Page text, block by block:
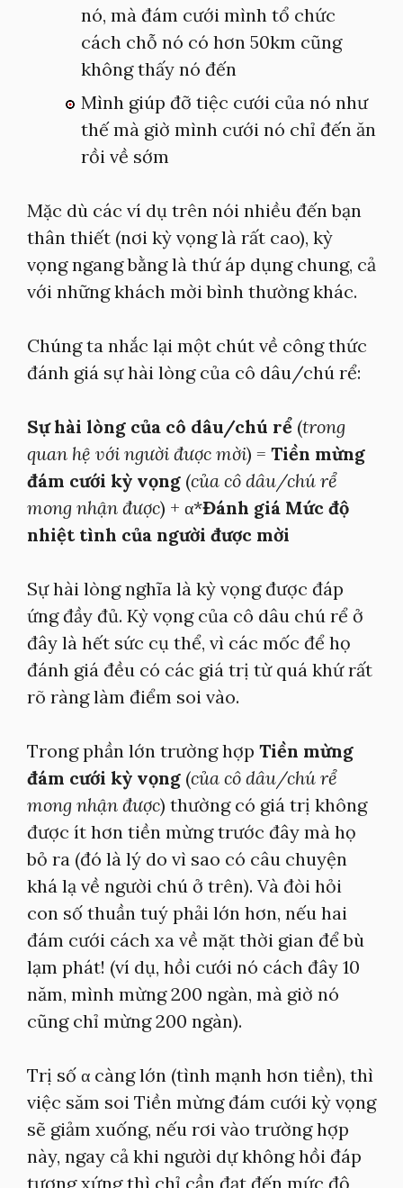
nó, mà đám cưới mình tổ chức
cách chỗ nó có hơn 50km cũng
không thấy nó đến
Mình giúp đỡ tiệc cưới của nó như
thế mà giờ mình cưới nó chỉ đến ăn
rồi về sớm
Mặc dù các ví dụ trên nói nhiều đến bạn
thân thiết (nơi kỳ vọng là rất cao), kỳ
vọng ngang bằng là thứ áp dụng chung, cả
với những khách mời bình thường khác.
Chúng ta nhắc lại một chút về công thức
đánh giá sự hài lòng của cô dâu/chú rể:
Sự hài lòng của cô dâu/chú rể (trong
quan hệ với người được mời) = Tiền mừng
đám cưới kỳ vọng (của cô dâu/chú rể
mong nhận được) + α*Đánh giá Mức độ
nhiệt tình của người được mời
Sự hài lòng nghĩa là kỳ vọng được đáp
ứng đầy đủ. Kỳ vọng của cô dâu chú rể ở
đây là hết sức cụ thể, vì các mốc để họ
đánh giá đều có các giá trị từ quá khứ rất
rõ ràng làm điểm soi vào.
Trong phần lớn trường hợp Tiền mừng
đám cưới kỳ vọng (của cô dâu/chú rể
mong nhận được) thường có giá trị không
được ít hơn tiền mừng trước đây mà họ
bỏ ra (đó là lý do vì sao có câu chuyện
khá lạ về người chú ở trên). Và đòi hỏi
con số thuần tuý phải lớn hơn, nếu hai
đám cưới cách xa về mặt thời gian để bù
lạm phát! (ví dụ, hồi cưới nó cách đây 10
năm, mình mừng 200 ngàn, mà giờ nó
cũng chỉ mừng 200 ngàn).
Trị số α càng lớn (tình mạnh hơn tiền), thì
việc săm soi Tiền mừng đám cưới kỳ vọng
sẽ giảm xuống, nếu rơi vào trường hợp
này, ngay cả khi người dự không hồi đáp
tương xứng thì chỉ cần đạt đến mức độ